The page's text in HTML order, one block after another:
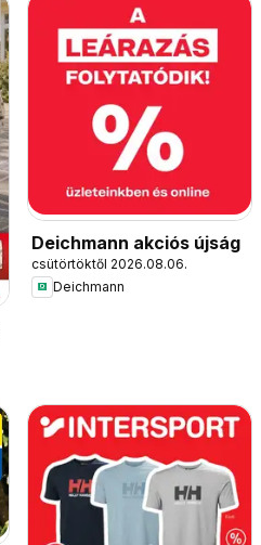
Deichmann akciós újság
csütörtöktől 2026.08.06.
Deichmann